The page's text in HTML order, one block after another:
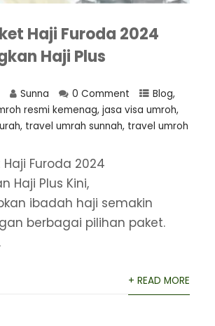
Haji Furoda 2024
Haji Plus
Sunna 0 Comment Blog,
resmi kemenag, jasa visa umroh,
, travel umrah sunnah, travel umroh
Furoda 2024
Haji Plus Kini,
ibadah haji semakin
berbagai pilihan paket.
+ READ MORE